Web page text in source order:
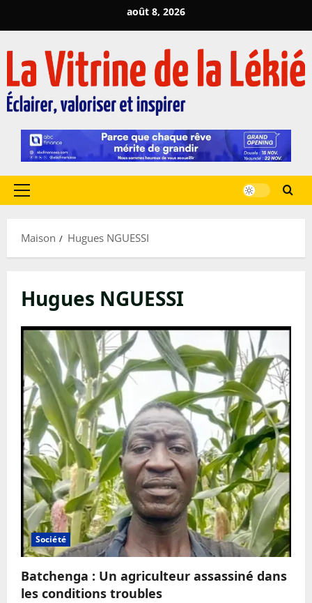
au
août 8, 2026
Menu
Maison
Hugues NGUESSI
Hugues NGUESSI
Société
Batchenga : Un agriculteur assassiné dans
les conditions troubles